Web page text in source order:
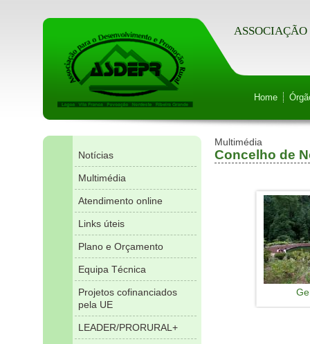
Home
Notícias
Multimédia
Atendimento online
Links úteis
Plano e Orçamento
Equipa Técnica
Projetos cofinanciados
pela UE
LEADER/PRORURAL+
Multimédia
Concelho de